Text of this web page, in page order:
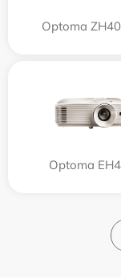
Optoma
Optoma